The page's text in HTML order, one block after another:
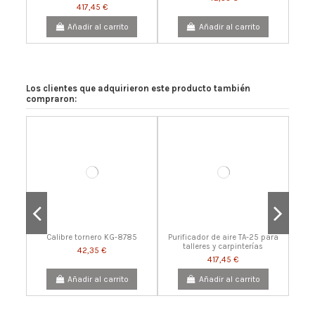
417,45 €
Añadir al carrito
Añadir al carrito
Extensión de bancada NOVA
Comet
Los clientes que adquirieron este producto también
compraron:
Calibre tornero KG-8785
42,35 €
Añadir al carrito
Purificador de aire TA-25 para
talleres y carpinterías
417,45 €
Añadir al carrito